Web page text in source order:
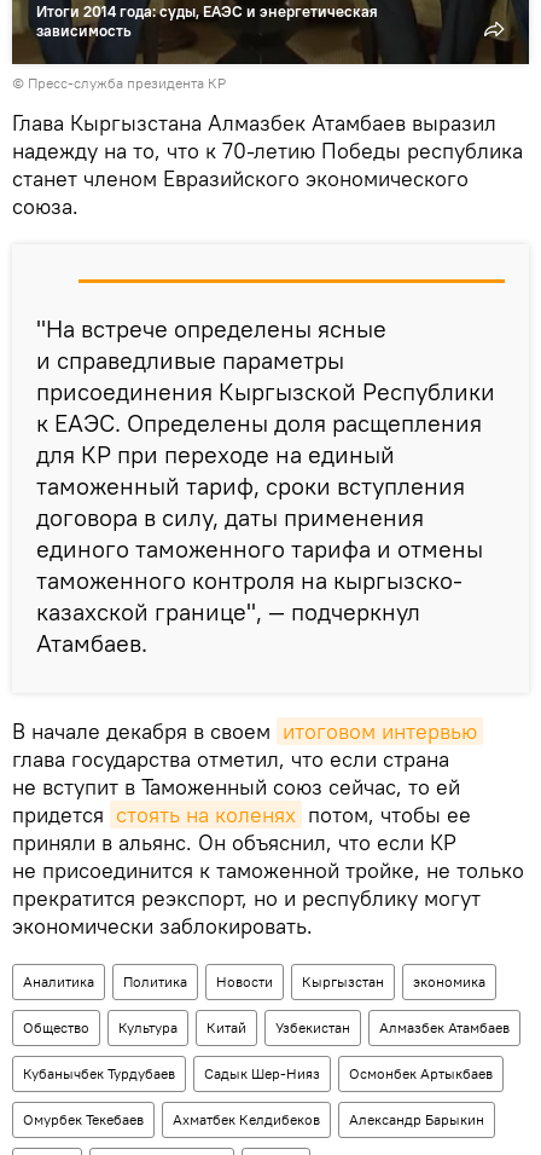
Итоги 2014 года: суды, ЕАЭС и энергетическая
зависимость
© Пресс-служба президента КР
Глава Кыргызстана Алмазбек Атамбаев выразил
надежду на то, что к 70-летию Победы республика
станет членом Евразийского экономического
союза.
"На встрече определены ясные
и справедливые параметры
присоединения Кыргызской Республики
к ЕАЭС. Определены доля расщепления
для КР при переходе на единый
таможенный тариф, сроки вступления
договора в силу, даты применения
единого таможенного тарифа и отмены
таможенного контроля на кыргызско-
казахской границе", — подчеркнул
Атамбаев.
В начале декабря в своем итоговом интервью
глава государства отметил, что если страна
не вступит в Таможенный союз сейчас, то ей
придется стоять на коленях потом, чтобы ее
приняли в альянс. Он объяснил, что если КР
не присоединится к таможенной тройке, не только
прекратится реэкспорт, но и республику могут
экономически заблокировать.
Аналитика Политика Новости Кыргызстан экономика
Общество Культура Китай Узбекистан Алмазбек Атамбаев
Кубанычбек Турдубаев Садык Шер-Нияз Осмонбек Артыкбаев
Омурбек Текебаев Ахматбек Келдибеков Александр Барыкин